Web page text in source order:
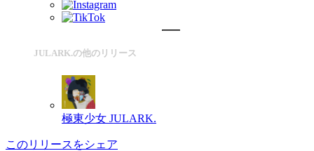
JULARK.の他のリリース
極東少女 JULARK.
このリリースをシェア